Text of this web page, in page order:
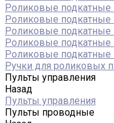
Роликовые подкатные
Роликовые подкатные
Роликовые
Роликовые подкатные
Роликовые подкатные
Ручки для роликовых
Пульты управления
Назад
Пульты управления
Пульты проводные